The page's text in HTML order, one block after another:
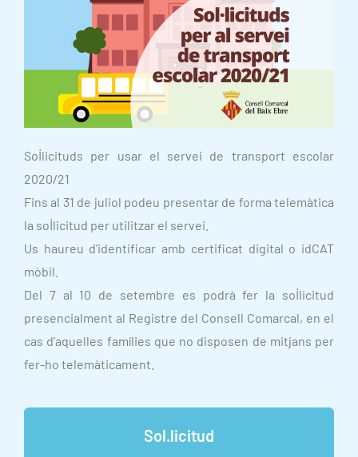
Sol·licituds per usar el servei de transport escolar
2020/21
Fins al 31 de juliol podeu presentar de forma telemàtica
la sol·licitud per utilitzar el servei.
Us haureu d’identificar amb certificat digital o idCAT
mòbil.
Del 7 al 10 de setembre es podrà fer la sol·licitud
presencialment al Registre del Consell Comarcal, en el
cas d’aquelles famílies que no disposen de mitjans per
fer-ho telemàticament.
Sol.licitud